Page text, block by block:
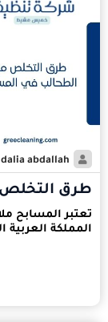
dalia abdallah
طرق
تعتبر المسابح
المملكة